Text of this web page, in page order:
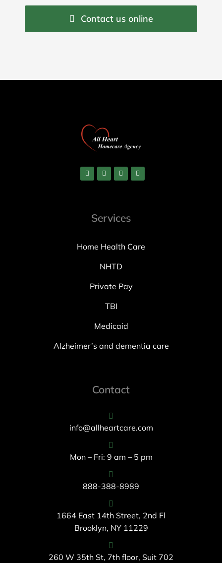
Contact us online
Services
Home Health Care
NHTD
Private Pay
TBI
Medicaid
Alzheimer’s and dementia care
Contact
info@allheartcare.com
Mon – Fri: 9 am – 5 pm
888-388-8989
1664 East 14th Street, 2nd Fl
Brooklyn, NY 11229
260 W 35th St, 7th floor, Suit 702